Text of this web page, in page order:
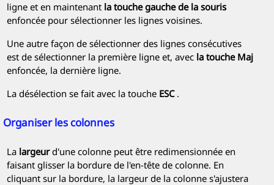
ligne et en maintenant la touche gauche de la souris
enfoncée pour sélectionner les lignes voisines.
Une autre façon de sélectionner des lignes consécutives
est de sélectionner la première ligne et, avec la touche Maj
enfoncée, la dernière ligne.
La désélection se fait avec la touche ESC.
Organiser les colonnes
La largeurd'une colonne peut être redimensionnée en
faisant glisser la bordure de l'en-tête de colonne. En
cliquant sur la bordure, la largeur de la colonne s'ajustera